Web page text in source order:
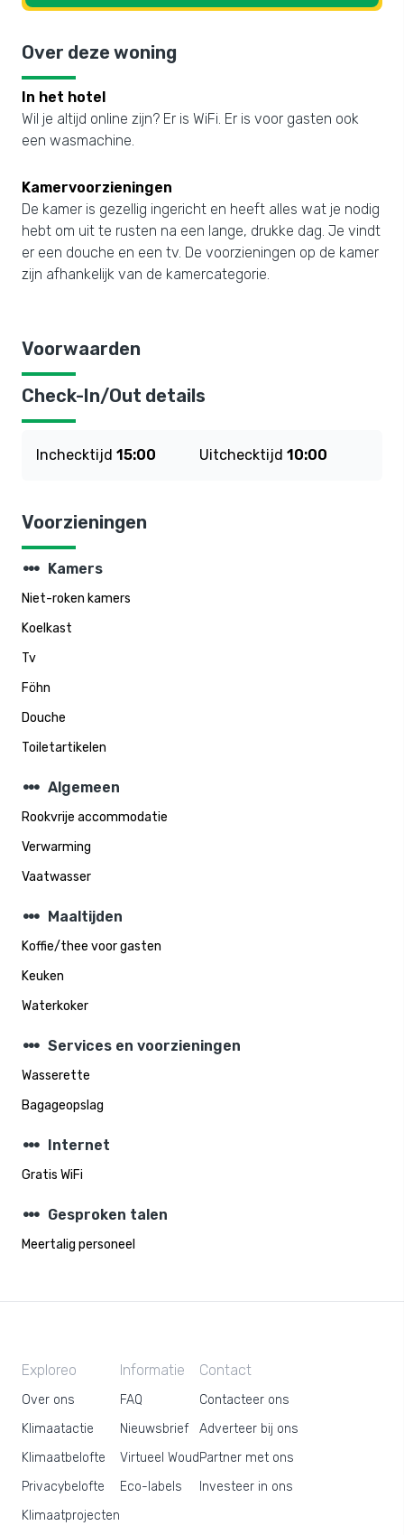
Over deze woning
In het hotel
Wil je altijd online zijn? Er is WiFi. Er is voor gasten ook
een wasmachine.
Kamervoorzieningen
De kamer is gezellig ingericht en heeft alles wat je nodig
hebt om uit te rusten na een lange, drukke dag. Je vindt
er een douche en een tv. De voorzieningen op de kamer
zijn afhankelijk van de kamercategorie.
Voorwaarden
Check-In/Out details
Inchecktijd 15:00 Uitchecktijd 10:00
Voorzieningen
steppers Kamers
Niet-roken kamers
Koelkast
Tv
Föhn
Douche
Toiletartikelen
steppers Algemeen
Rookvrije accommodatie
Verwarming
Vaatwasser
steppers Maaltijden
Koffie/thee voor gasten
Keuken
Waterkoker
steppers Services en voorzieningen
Wasserette
Bagageopslag
steppers Internet
Gratis WiFi
steppers Gesproken talen
Meertalig personeel
Exploreo
Over ons
Klimaatactie
Klimaatbelofte
Privacybelofte
Klimaatprojecten
Informatie
FAQ
Nieuwsbrief
Virtueel Woud
Eco-labels
Contact
Contacteer ons
Adverteer bij ons
Partner met ons
Investeer in ons